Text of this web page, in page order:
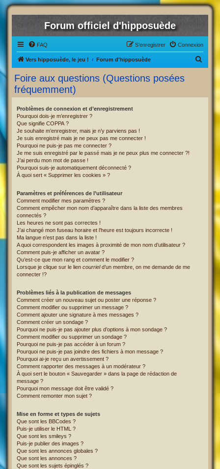
Forum officiel d'hipposuède
FAQ Connexion
S’enregistrer
Vers hipposuède, le jeu ! Forum d'hipposuède
Foire aux questions (Questions posées
fréquemment)
Problèmes de connexion et d’enregistrement
Pourquoi dois-je m’enregistrer ?
Que signifie COPPA ?
Je souhaite m’enregistrer, mais je n’y parviens pas !
Je suis enregistré mais je ne peux pas me connecter !
Pourquoi ne puis-je pas me connecter ?
Je me suis enregistré par le passé mais je ne peux plus me connecter ?!
J’ai perdu mon mot de passe !
Pourquoi suis-je automatiquement déconnecté ?
À quoi sert « Supprimer les cookies » ?
Paramètres et préférences de l’utilisateur
Comment modifier mes paramètres ?
Comment empêcher mon nom d’apparaître dans la liste des membres
connectés ?
Les heures ne sont pas correctes !
J’ai changé mon fuseau horaire et l’heure est toujours incorrecte !
Ma langue n’est pas dans la liste !
A quoi correspondent les images à proximité de mon nom d’utilisateur ?
Comment puis-je afficher un avatar ?
Qu’est-ce que mon rang et comment le modifier ?
Lorsque je clique sur le lien courrield’un membre, on me demande de me
connecter !?
Problèmes liés à la publication de messages
Comment créer un nouveau sujet ou poster une réponse ?
Comment modifier ou supprimer un message ?
Comment ajouter une signature à mes messages ?
Comment créer un sondage ?
Pourquoi ne puis-je pas ajouter plus d’options à mon sondage ?
Comment modifier ou supprimer un sondage ?
Pourquoi ne puis-je pas accéder à un forum ?
Pourquoi ne puis-je pas joindre des fichiers à mon message ?
Pourquoi ai-je reçu un avertissement ?
Comment rapporter des messages à un modérateur ?
À quoi sert le bouton « Sauvegarder » dans la page de rédaction de
message ?
Pourquoi mon message doit être validé ?
Comment remonter mon sujet ?
Mise en forme et types de sujets
Que sont les BBCodes ?
Puis-je utiliser le HTML ?
Que sont les smileys ?
Puis-je publier des images ?
Que sont les annonces globales ?
Que sont les annonces ?
Que sont les sujets épinglés ?